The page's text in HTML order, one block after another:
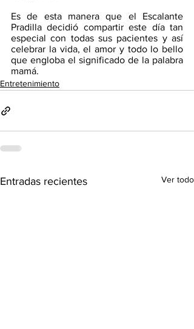
Es de esta manera que el Escalante
Pradilla decidió compartir este día tan
especial con todas sus pacientes y así
celebrar la vida, el amor y todo lo bello
que engloba el significado de la palabra
mamá.
Entretenimiento
Entradas recientes Ver todo